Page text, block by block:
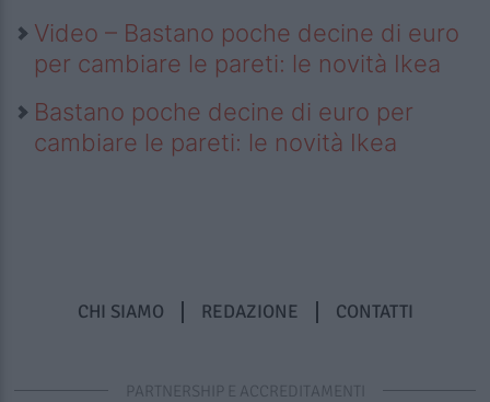
Video – Bastano poche decine di euro
per cambiare le pareti: le novità Ikea
Bastano poche decine di euro per
cambiare le pareti: le novità Ikea
CHI SIAMO REDAZIONE CONTATTI
PARTNERSHIP E ACCREDITAMENTI